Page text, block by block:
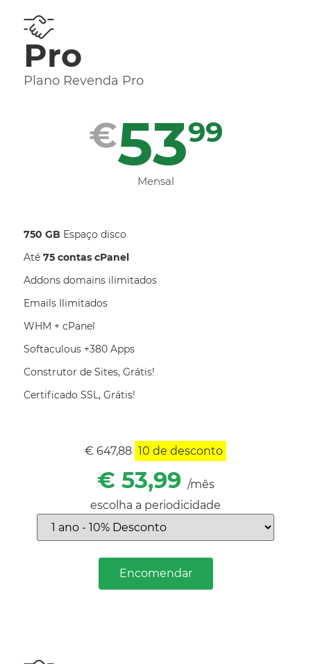
Pro
Plano Revenda Pro
€5399
Mensal
750 GB Espaço disco
Até 75 contas cPanel
Addons domains ilimitados
Emails Ilimitados
WHM + cPanel
Softaculous +380 Apps
Construtor de Sites, Grátis!
Certificado SSL, Grátis!
€ 647,88 10 de desconto
€ 53,99 /mês
escolha a periodicidade
Encomendar